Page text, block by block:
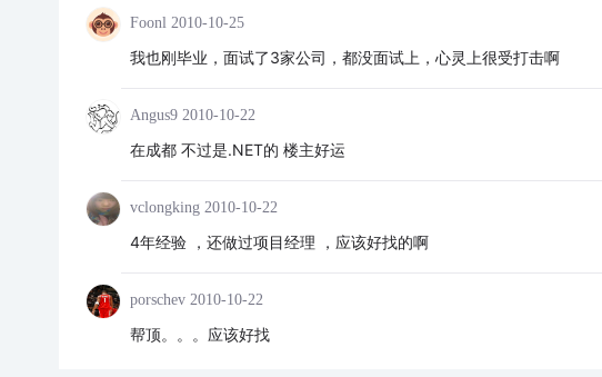
Foonl 2010-10-25
我也刚毕业，面试了3家公司，都没面试上，心灵上很受打击啊
Angus9 2010-10-22
在成都 不过是.NET的 楼主好运
vclongking 2010-10-22
4年经验 ，还做过项目经理 ，应该好找的啊
porschev 2010-10-22
帮顶。。。应该好找